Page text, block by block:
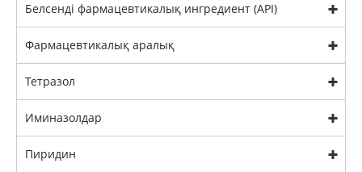
Белсенді фармацевтикалық ингредиент (API)
Фармацевтикалық аралық
Тетразол
Иминазолдар
Пиридин